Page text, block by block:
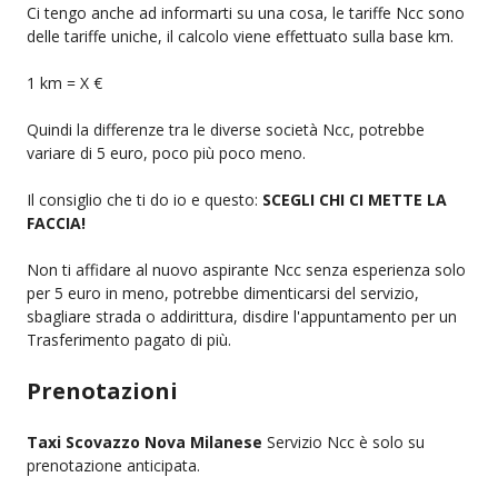
Ci tengo anche ad informarti su una cosa, le tariffe Ncc sono
delle tariffe uniche, il calcolo viene effettuato sulla base km.
1 km = X €
Quindi la differenze tra le diverse società Ncc, potrebbe
variare di 5 euro, poco più poco meno.
Il consiglio che ti do io e questo: SCEGLI CHI CI METTE LA
FACCIA!
Non ti affidare al nuovo aspirante Ncc senza esperienza solo
per 5 euro in meno, potrebbe dimenticarsi del servizio,
sbagliare strada o addirittura, disdire l'appuntamento per un
Trasferimento pagato di più.
Prenotazioni
Taxi Scovazzo Nova Milanese Servizio Ncc è solo su
prenotazione anticipata.